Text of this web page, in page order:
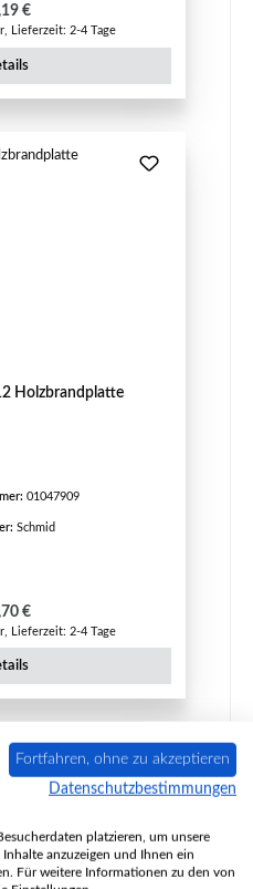
Preis:
€
Lieferzeit: 2-4 Tage
Holzbrandplatte
01047909
Schmid
Preis:
€
Lieferzeit: 2-4 Tage
Fortfahren, ohne zu akzeptieren
Datenschutzbestimmungen
platzieren, um unsere
anzuzeigen und Ihnen ein
Für weitere Informationen zu den von